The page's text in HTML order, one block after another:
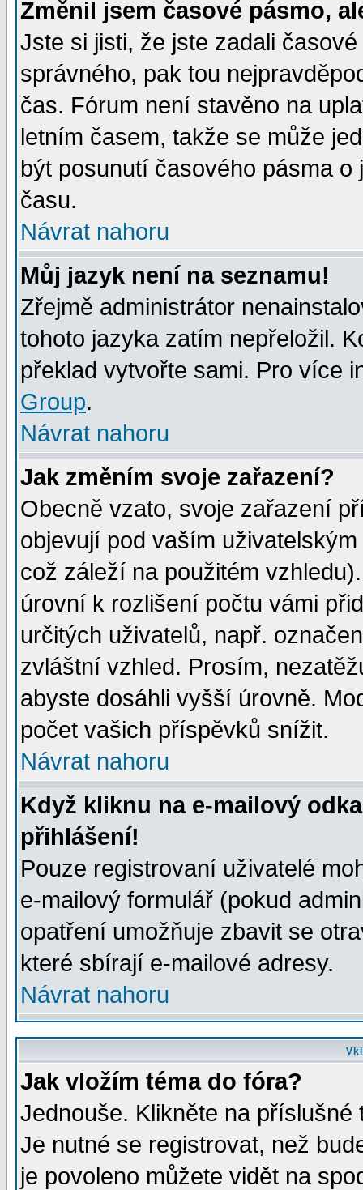
Změnil jsem časové pásmo,
Jste si jisti, že jste zadali
správného, pak tou
čas. Fórum není stavěno na
letním časem, takže se může
být posunutí časového pásma
času.
Návrat nahoru
Můj jazyk není na seznamu!
Zřejmě administrátor
tohoto jazyka zatím nepřeložil.
překlad vytvořte sami. Pro více
Group.
Návrat nahoru
Jak změním svoje zařazení?
Obecně vzato, svoje zařazení
objevují pod vaším
což záleží na použitém
úrovní k rozlišení počtu vámi
určitých uživatelů, např.
zvláštní vzhled. Prosím,
abyste dosáhli vyšší úrovně.
počet vašich příspěvků snížit.
Návrat nahoru
Když kliknu na e-mailový
přihlášení!
Pouze registrovaní uživatelé
e-mailový formulář (pokud
opatření umožňuje zbavit se
které sbírají e-mailové adresy.
Návrat nahoru
Jak vložím téma do fóra?
Jednouše. Klikněte na
Je nutné se registrovat, než
je povoleno můžete vidět na